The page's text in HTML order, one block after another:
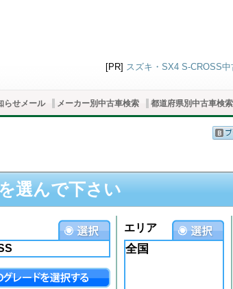
[PR] スズキ・SX4 S-CROSS
らせメール メーカー別中古車検索 都道府県別中古車検索
選んで下さい
エリア
全国